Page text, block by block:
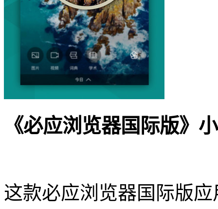
《必应浏览器国际版》
这款必应浏览器国际版